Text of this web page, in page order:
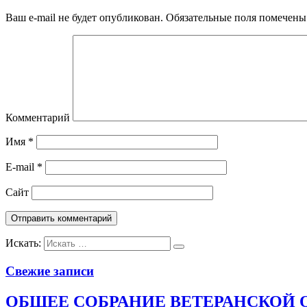
Ваш e-mail не будет опубликован. Обязательные поля помечены
Комментарий
Имя *
E-mail *
Сайт
Искать:
Свежие записи
ОБЩЕЕ СОБРАНИЕ ВЕТЕРАНСКОЙ